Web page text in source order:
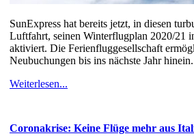
SunExpress hat bereits jetzt, in diesen
Luftfahrt, seinen Winterflugplan 2020/21
aktiviert. Die Ferienfluggesellschaft
Neubuchungen bis ins nächste Jahr hinein.
Weiterlesen...
Coronakrise: Keine Flüge mehr aus